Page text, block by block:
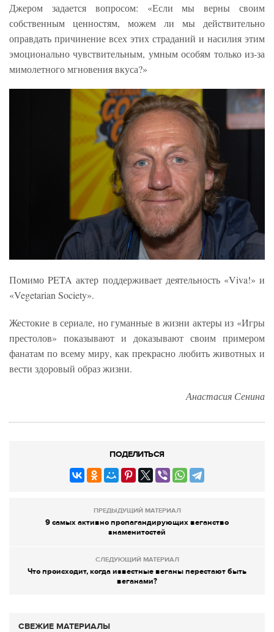
Джером задается вопросом: «Если мы верны своим
собственным ценностям, можем ли мы действительно
оправдать причинение всех этих страданий и насилия этим
эмоционально чувствительным, умным особям только из-за
мимолетного мгновения вкуса?»
Помимо PETA актер поддерживает деятельность «Viva!» и
«Vegetarian Society».
Жестокие в сериале, но гуманные в жизни актеры из «Игры
престолов» показывают и доказывают своим примером
фанатам по всему миру, как прекрасно любить животных и
вести здоровый образ жизни.
Анастасия Сенина
ПОДЕЛИТЬСЯ
ПРЕДЫДУЩИЙ МАТЕРИАЛ
9 самых активно пропагандирующих веганство
знаменитостей
СЛЕДУЮЩИЙ МАТЕРИАЛ
Что происходит, когда известные веганы перестают быть
веганами?
СВЕЖИЕ МАТЕРИАЛЫ